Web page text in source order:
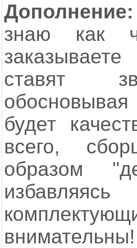
Дополнение:
знаю как
ставят
будет
всего,
образом
внимательны!